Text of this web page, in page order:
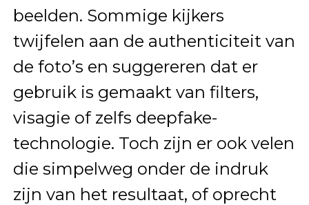
beelden. Sommige kijkers
twijfelen aan de authenticiteit van
de foto’s en suggereren dat er
gebruik is gemaakt van filters,
visagie of zelfs deepfake-
technologie. Toch zijn er ook velen
die simpelweg onder de indruk
zijn van het resultaat, of oprecht